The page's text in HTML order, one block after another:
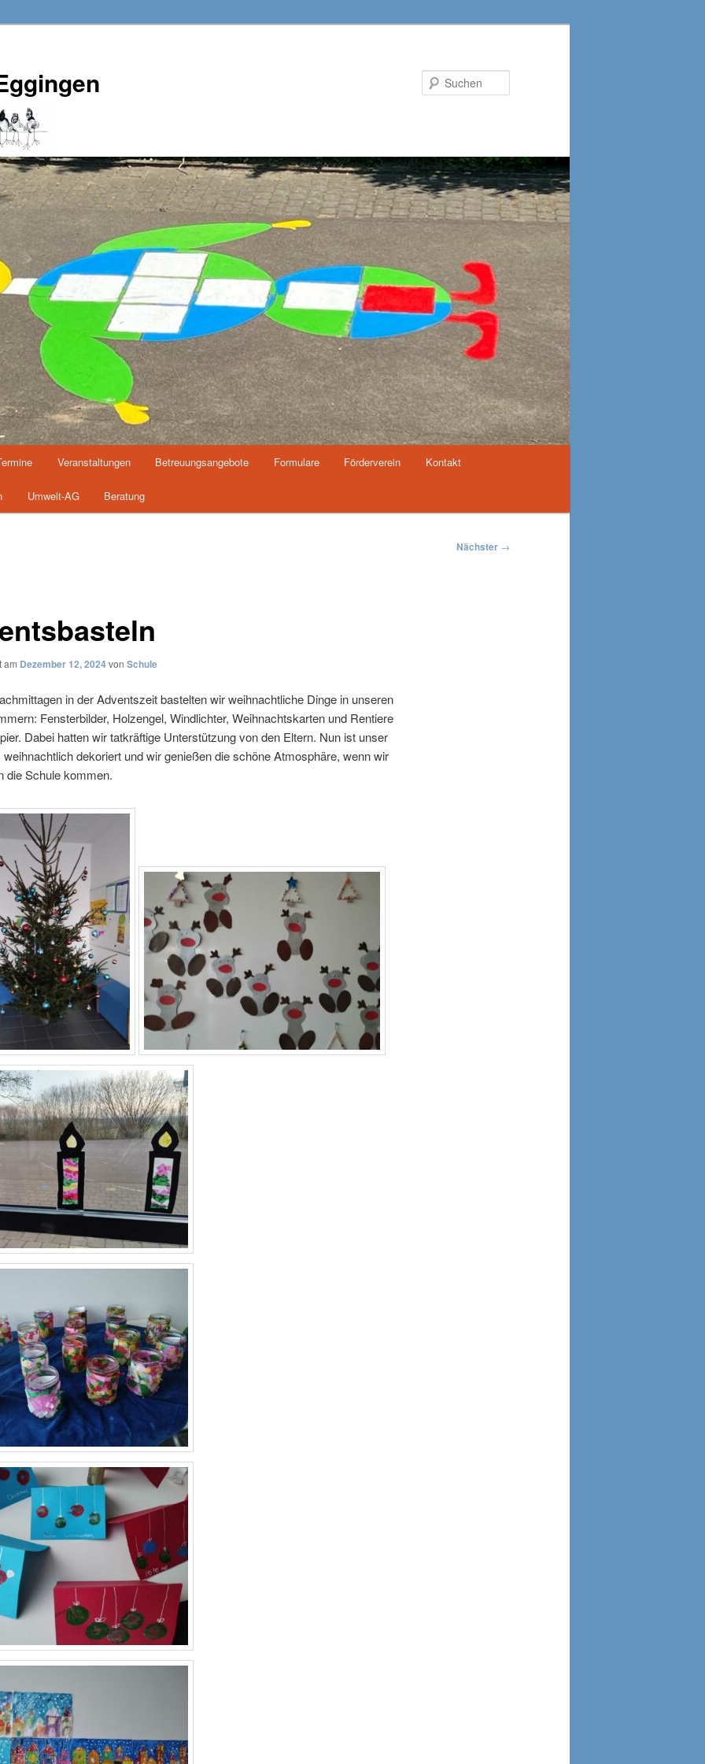
Veranstaltungen Betreuungsangebote Formulare Förderverein Kontakt
Umwelt-AG Beratung
Nächster →
am Dezember 12, 2024von Schule
in der Adventszeit bastelten wir weihnachtliche Dinge in unseren
Fensterbilder, Holzengel, Windlichter, Weihnachtskarten und Rentiere
Dabei hatten wir tatkräftige Unterstützung von den Eltern. Nun ist unser
dekoriert und wir genießen die schöne Atmosphäre, wenn wir
die Schule kommen.